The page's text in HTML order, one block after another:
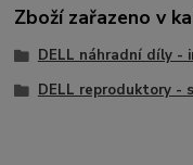
Zboží zařazeno v
DELL náhradní díly -
DELL reproduktory -